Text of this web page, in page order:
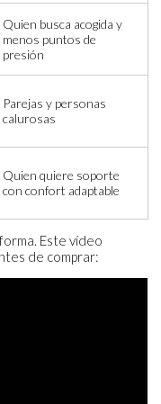
Quien busca acogida y
menos puntos de
presión
Parejas y personas
calurosas
Quien quiere soporte
con confort adaptable
Este vídeo
de comprar: